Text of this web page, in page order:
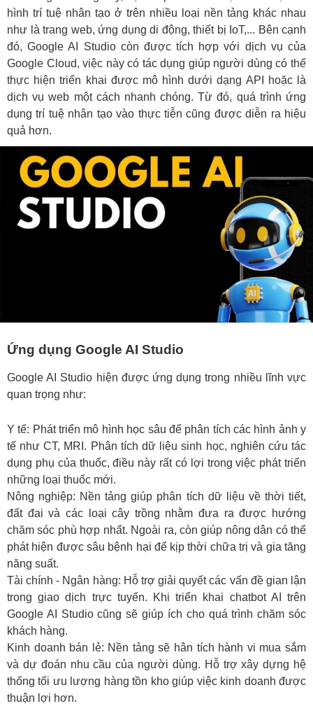
hình trí tuệ nhân tạo ở trên nhiều loại nền tảng khác nhau
như là trang web, ứng dụng di động, thiết bị IoT,... Bên cạnh
đó, Google AI Studio còn được tích hợp với dịch vụ của
Google Cloud, việc này có tác dụng giúp người dùng có thể
thực hiện triển khai được mô hình dưới dạng API hoặc là
dịch vụ web một cách nhanh chóng. Từ đó, quá trình ứng
dụng trí tuệ nhân tạo vào thực tiễn cũng được diễn ra hiệu
quả hơn.
Ứng dụng Google AI Studio
Google AI Studio hiện được ứng dụng trong nhiều lĩnh vực
quan trọng như:
Y tế: Phát triển mô hình học sâu để phân tích các hình ảnh y
tế như CT, MRI. Phân tích dữ liệu sinh học, nghiên cứu tác
dụng phụ của thuốc, điều này rất có lợi trong việc phát triển
những loại thuốc mới.
Nông nghiệp: Nền tảng giúp phân tích dữ liệu về thời tiết,
đất đai và các loại cây trồng nhằm đưa ra được hướng
chăm sóc phù hợp nhất. Ngoài ra, còn giúp nông dân có thể
phát hiện được sâu bệnh hại để kịp thời chữa trị và gia tăng
năng suất.
Tài chính - Ngân hàng: Hỗ trợ giải quyết các vấn đề gian lận
trong giao dịch trực tuyến. Khi triển khai chatbot AI trên
Google AI Studio cũng sẽ giúp ích cho quá trình chăm sóc
khách hàng.
Kinh doanh bán lẻ: Nền tảng sẽ hân tích hành vi mua sắm
và dự đoán nhu cầu của người dùng. Hỗ trợ xây dựng hệ
thống tối ưu lượng hàng tồn kho giúp việc kinh doanh được
thuận lợi hơn.